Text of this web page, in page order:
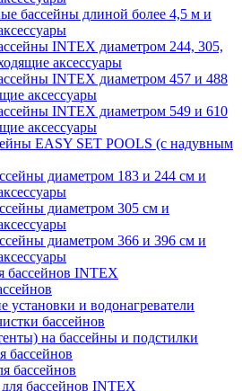
бассейны длиной более 4,5 м и
INTEX диаметром 244, 305,
аксессуары
INTEX диаметром 457 и 488
аксессуары
INTEX диаметром 549 и 610
аксессуары
EASY SET POOLS (с надувным
диаметром 183 и 244 см и
диаметром 305 см и
диаметром 366 и 396 см и
бассейнов INTEX
и водонагреватели
бассейнов
на бассейны и подстилки
бассейнов
бассейнов
для бассейнов INTEX